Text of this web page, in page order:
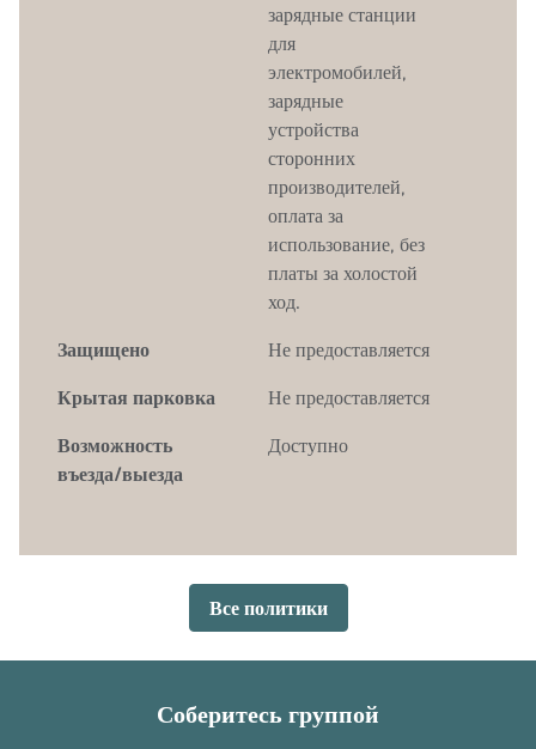
зарядные станции
для
электромобилей,
зарядные
устройства
сторонних
производителей,
оплата за
использование, без
платы за холостой
ход.
Защищено Не предоставляется
Крытая парковка Не предоставляется
Возможность
въезда/выезда
Доступно
Все политики
Соберитесь группой